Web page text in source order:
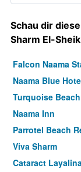
Schau dir
Sharm El-
Falcon Naama
Naama Blue
Turquoise
Naama Inn
Parrotel Beach
Viva Sharm
Cataract